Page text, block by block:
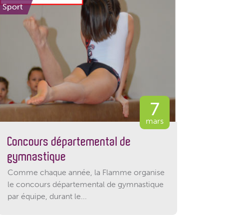
Sport
7
mars
Concours départemental de
gymnastique
Comme chaque année, la Flamme organise
le concours départemental de gymnastique
par équipe, durant le...